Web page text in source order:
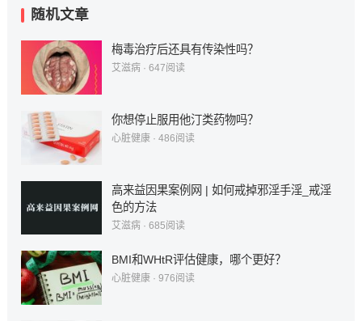
随机文章
梅毒治疗后还具有传染性吗？
艾滋病· 647阅读
你想停止服用他汀类药物吗？
心脏健康· 486阅读
高来益因果案例网 | 如何戒掉邪淫手淫_戒淫
色的方法
艾滋病· 685阅读
BMI和WHtR评估健康，哪个更好？
心脏健康· 976阅读